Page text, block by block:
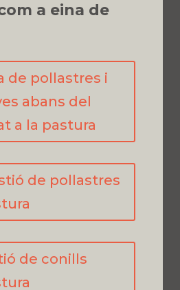
a eina de
de pollastres i
abans del
a la pastura
de pollastres
de conills